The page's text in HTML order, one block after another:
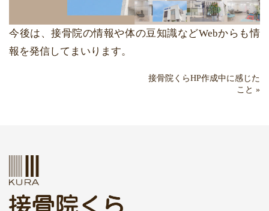
今後は、接骨院の情報や体の豆知識などWebからも情
報を発信してまいります。
接骨院くらHP作成中に感じた
こと »